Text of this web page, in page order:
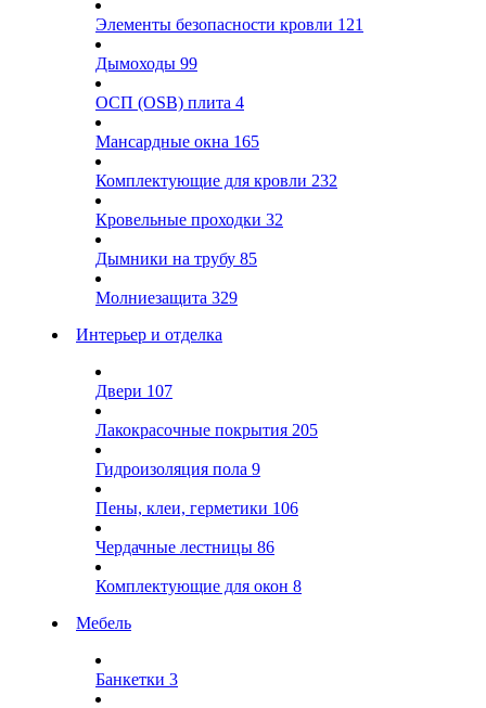
Элементы безопасности кровли 121
Дымоходы 99
ОСП (OSB) плита 4
Мансардные окна 165
Комплектующие для кровли 232
Кровельные проходки 32
Дымники на трубу 85
Молниезащита 329
Интерьер и отделка
Двери 107
Лакокрасочные покрытия 205
Гидроизоляция пола 9
Пены, клеи, герметики 106
Чердачные лестницы 86
Комплектующие для окон 8
Мебель
Банкетки 3